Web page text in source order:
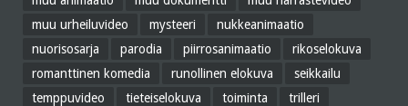
muu urheiluvideo
mysteeri
nukkeanimaatio
nuorisosarja
parodia piirrosanimaatio
rikoselokuva
romanttinen komedia
runollinen elokuva
seikkailu
temppuvideo
tieteiselokuva toiminta
trilleri